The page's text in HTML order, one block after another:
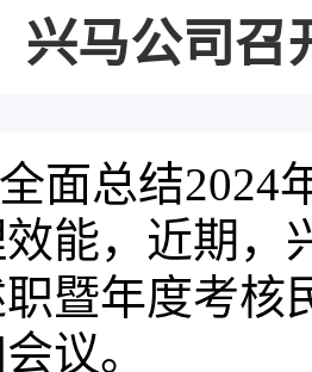
兴马公司召
面总结2024
能， 近期，
暨年度考核
议。